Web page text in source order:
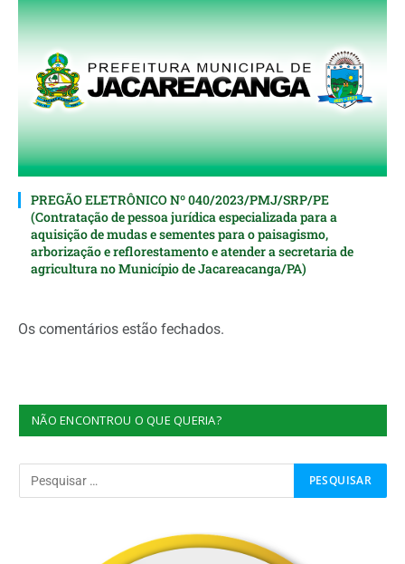
PREGÃO ELETRÔNICO Nº 040/2023/PMJ/SRP/PE
(Contratação de pessoa jurídica especializada para a
aquisição de mudas e sementes para o paisagismo,
arborização e reflorestamento e atender a secretaria de
agricultura no Município de Jacareacanga/PA)
Os comentários estão fechados.
NÃO ENCONTROU O QUE QUERIA?